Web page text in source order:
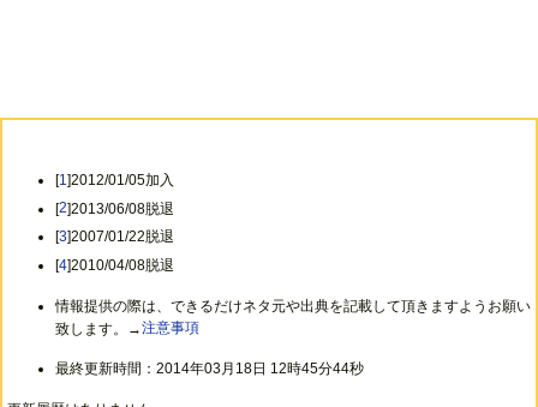
[1]2012/01/05加入
[2]2013/06/08脱退
[3]2007/01/22脱退
[4]2010/04/08脱退
情報提供の際は、できるだけネタ元や出典を記載して頂きますようお願い
致します。→注意事項
最終更新時間：2014年03月18日 12時45分44秒